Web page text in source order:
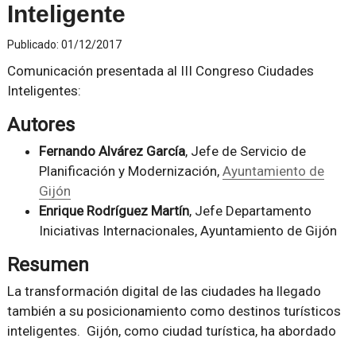
Inteligente
Publicado: 01/12/2017
Comunicación presentada al III Congreso Ciudades
Inteligentes:
Autores
Fernando Alvárez García, Jefe de Servicio de
Planificación y Modernización, Ayuntamiento de
Gijón
Enrique Rodríguez Martín, Jefe Departamento
Iniciativas Internacionales, Ayuntamiento de Gijón
Resumen
La transformación digital de las ciudades ha llegado
también a su posicionamiento como destinos turísticos
inteligentes. Gijón, como ciudad turística, ha abordado